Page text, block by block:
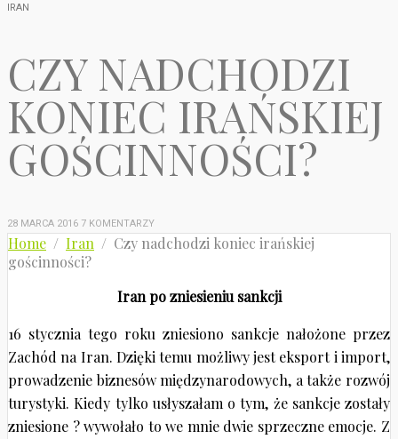
IRAN
CZY NADCHODZI
KONIEC IRAŃSKIEJ
GOŚCINNOŚCI?
28 MARCA 2016 7 KOMENTARZY
Home / Iran / Czy nadchodzi koniec irańskiej
gościnności?
Iran po zniesieniu sankcji
16 stycznia tego roku zniesiono sankcje nałożone przez
Zachód na Iran. Dzięki temu możliwy jest eksport i import,
prowadzenie biznesów międzynarodowych, a także rozwój
turystyki. Kiedy tylko usłyszałam o tym, że sankcje zostały
zniesione ? wywołało to we mnie dwie sprzeczne emocje. Z